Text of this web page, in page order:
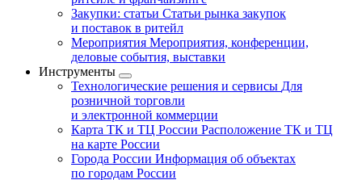
Закупки: статьи Статьи рынка закупок
и поставок в ритейл
Мероприятия Мероприятия, конференции,
деловые события, выставки
Инструменты
Технологические решения и сервисы Для
розничной торговли
и электронной коммерции
Карта ТК и ТЦ России Расположение ТК и ТЦ
на карте России
Города России Информация об объектах
по городам России